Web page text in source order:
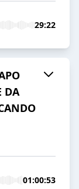
29:22
DA
01:00:53